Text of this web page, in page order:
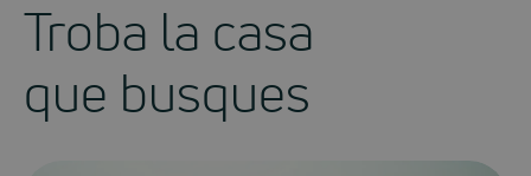
Troba la casa
que busques